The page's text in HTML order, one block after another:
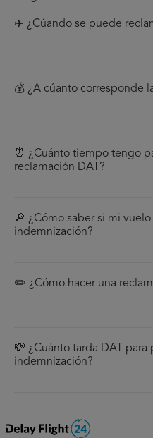
✈️ ¿Cúando se puede
💰 ¿A cúanto corresponde
⏰ ¿Cuánto tiempo tengo
reclamación DAT?
🔎 ¿Cómo saber si mi
indemnización?
✏️ ¿Cómo hacer una
💸 ¿Cuánto tarda DAT para
indemnización?